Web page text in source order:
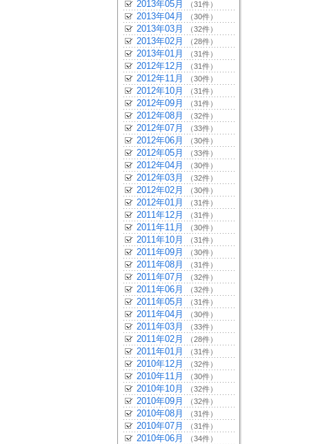
2013年05月 （31件）
2013年04月 （30件）
2013年03月 （32件）
2013年02月 （28件）
2013年01月 （31件）
2012年12月 （31件）
2012年11月 （30件）
2012年10月 （31件）
2012年09月 （31件）
2012年08月 （32件）
2012年07月 （33件）
2012年06月 （30件）
2012年05月 （33件）
2012年04月 （30件）
2012年03月 （32件）
2012年02月 （30件）
2012年01月 （31件）
2011年12月 （31件）
2011年11月 （30件）
2011年10月 （31件）
2011年09月 （30件）
2011年08月 （31件）
2011年07月 （32件）
2011年06月 （32件）
2011年05月 （31件）
2011年04月 （30件）
2011年03月 （33件）
2011年02月 （28件）
2011年01月 （31件）
2010年12月 （32件）
2010年11月 （30件）
2010年10月 （32件）
2010年09月 （32件）
2010年08月 （31件）
2010年07月 （31件）
2010年06月 （34件）